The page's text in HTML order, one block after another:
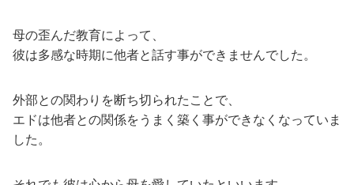
母の歪んだ教育によって、
彼は多感な時期に他者と話す事ができませんでした。
外部との関わりを断ち切られたことで、
エドは他者との関係をうまく築く事ができなくなっていま
した。